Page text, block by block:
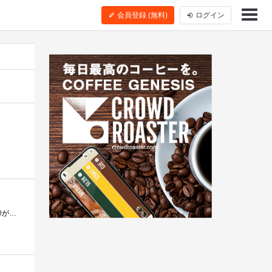
会員登録 (無料) ログイン
今だ現役です。というよりも、ノートパソコンを除けば最新のパソコンがこれなのです。リビングにおいてあって、女性陣が主に使ってます。私�...